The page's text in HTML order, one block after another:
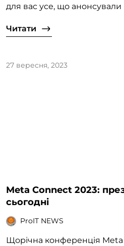
для вас усе, що
Читати
27 вересня, 2023
Meta Connect 2023:
сьогодні
ProIT NEWS
Щорічна конференція